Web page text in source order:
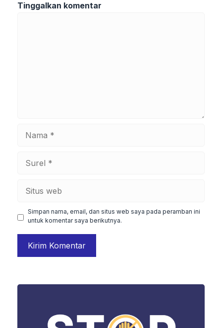
Tinggalkan komentar
Simpan nama, email, dan situs web saya pada peramban ini
untuk komentar saya berikutnya.